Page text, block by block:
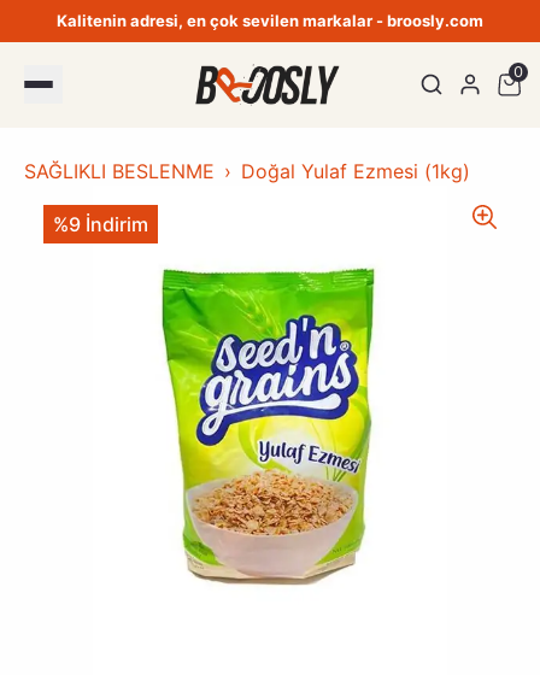
Kalitenin adresi, en çok sevilen markalar - broosly.com
0
SAĞLIKLI BESLENME Doğal Yulaf Ezmesi (1kg)
%9 İndirim